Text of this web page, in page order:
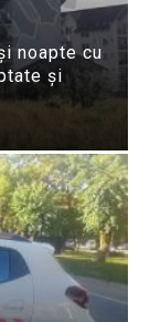
noapte cu
și